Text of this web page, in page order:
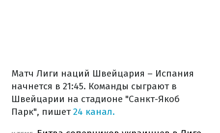
Матч Лиги наций Швейцария – Испания
начнется в 21:45. Команды сыграют в
Швейцарии на стадионе "Санкт-Якоб
Парк", пишет24 канал.